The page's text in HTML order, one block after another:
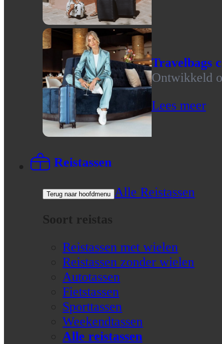
Travelbags
Ontwikkeld
Lees meer
Reistassen
Terug naar hoofdmenu
Alle Reistassen
Soort reistas
Reistassen met wielen
Reistassen zonder wielen
Autotassen
Fietstassen
Sporttassen
Weekendtassen
Alle reistassen